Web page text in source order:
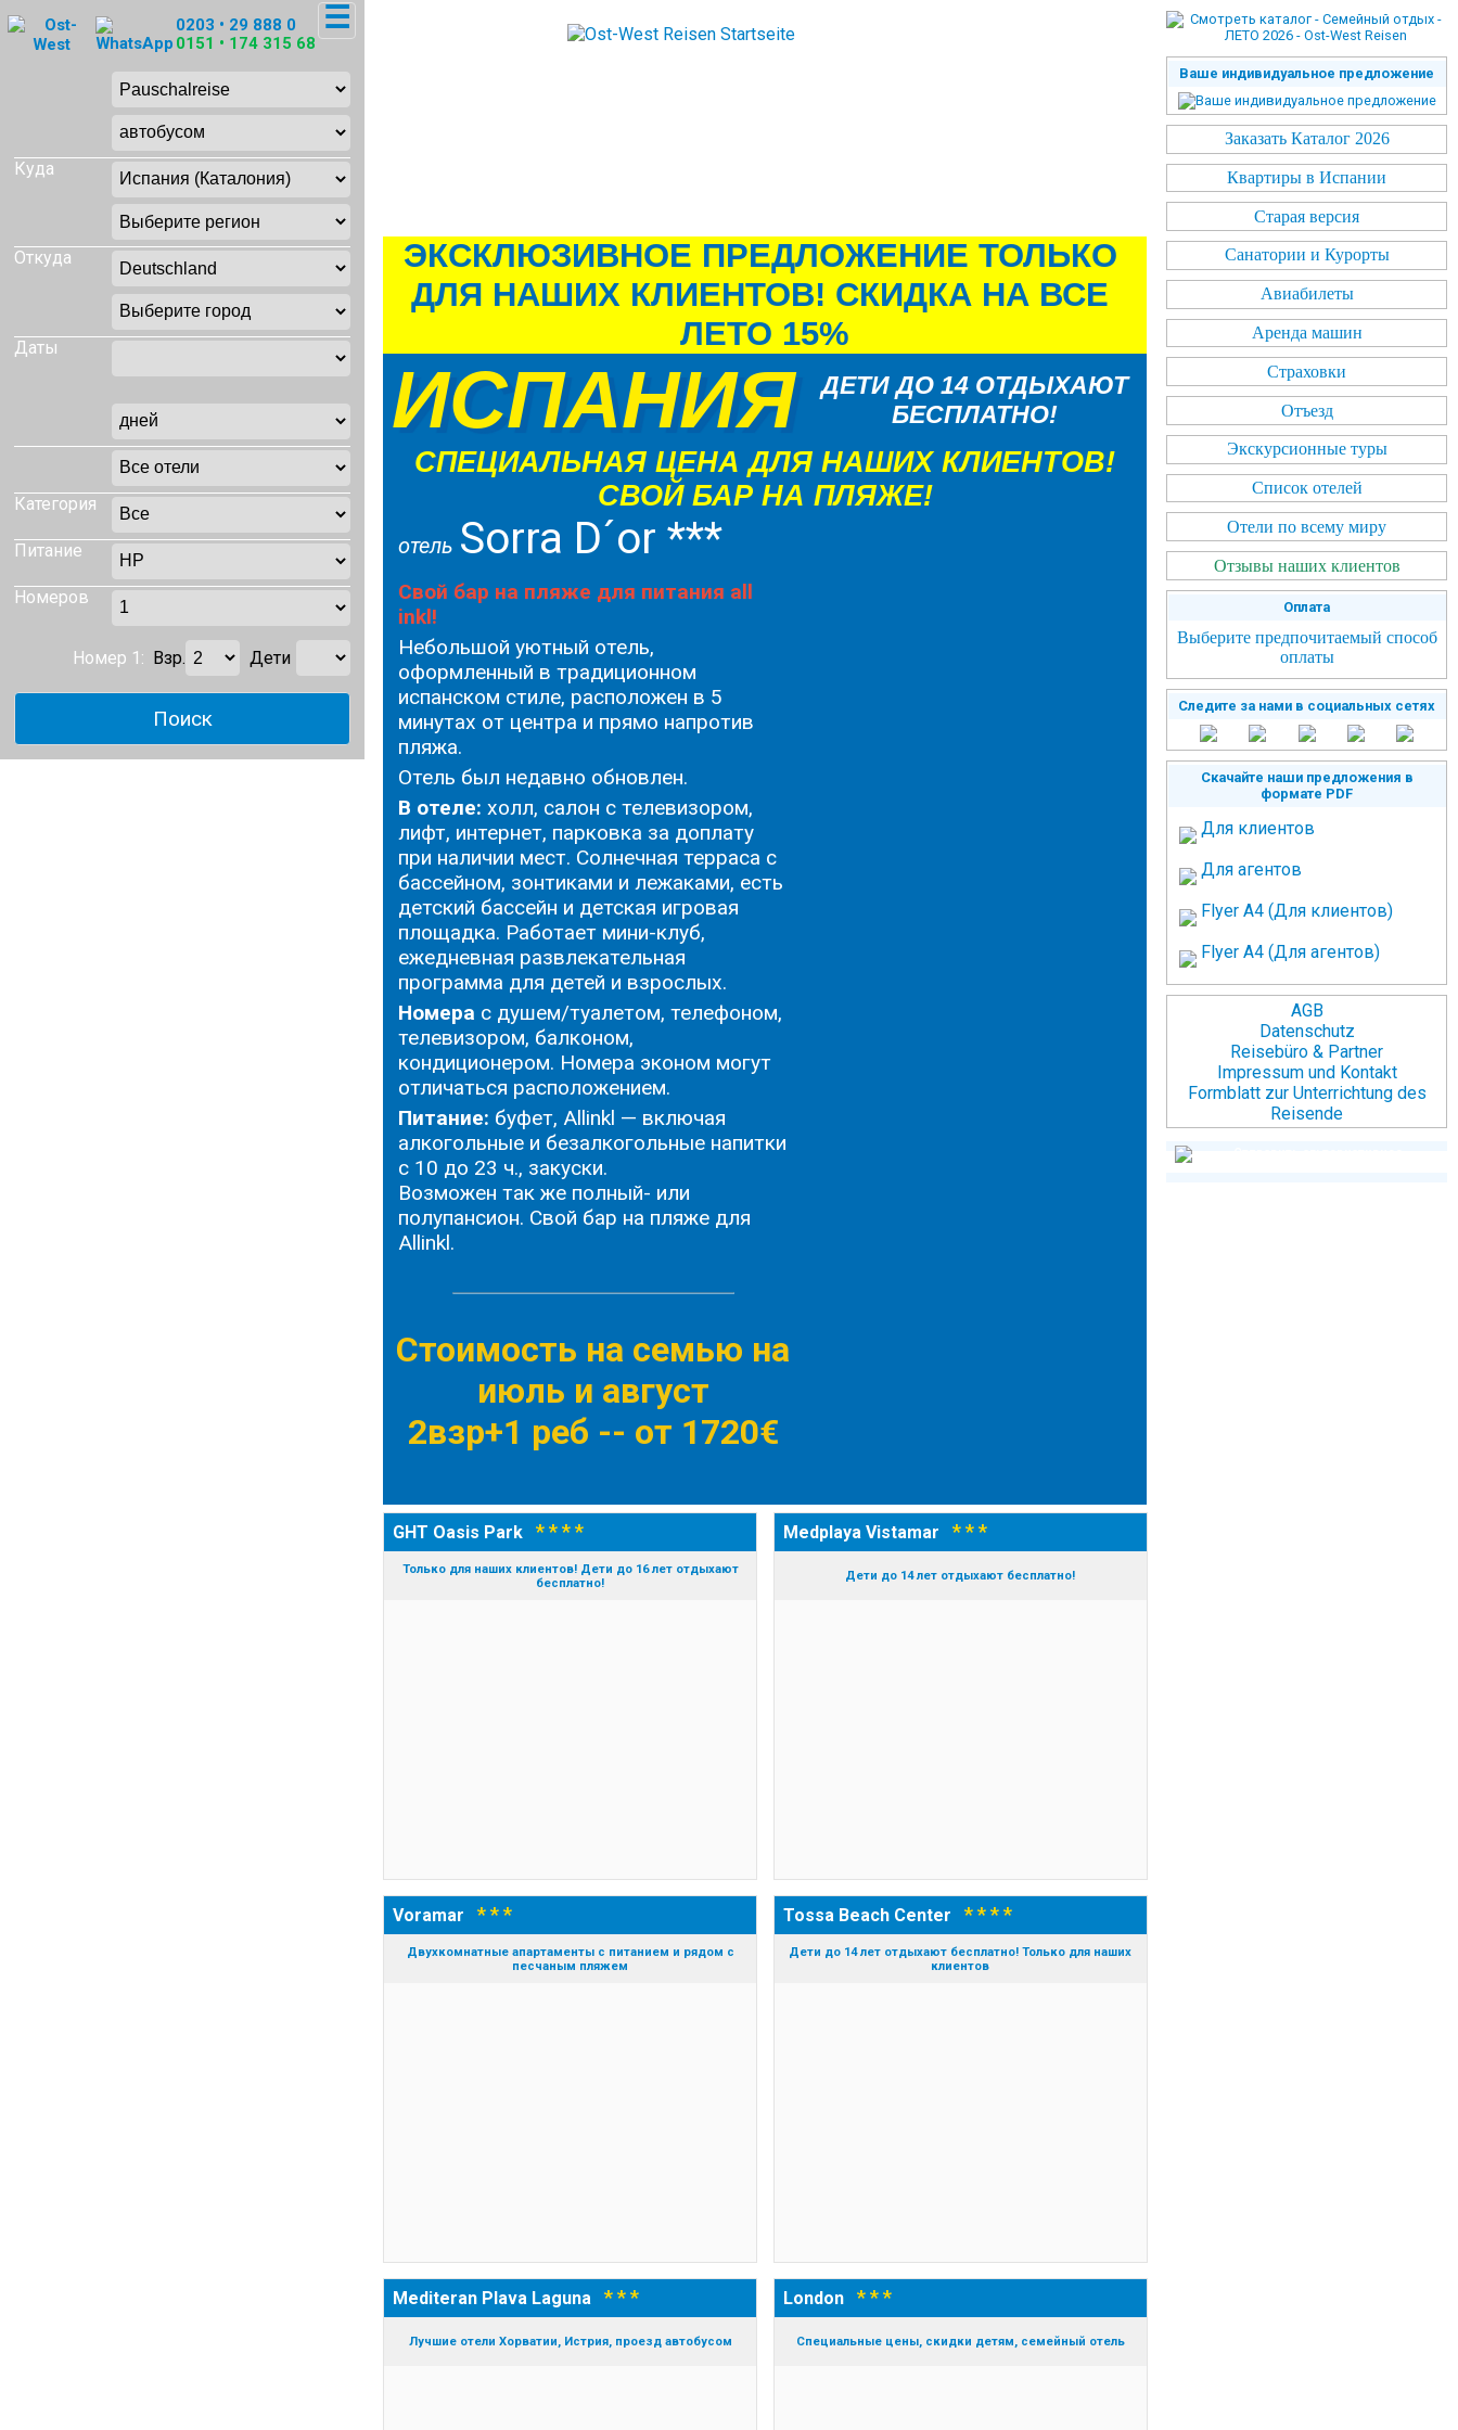
0203 • 29 888 0
0151 • 174 315 68
☰
Куда
Откуда
Даты
Категория
Питание
Номеров
Номер 1: Взр. Дети
ЭКСКЛЮЗИВНОЕ ПРЕДЛОЖЕНИЕ ТОЛЬКО
ДЛЯ НАШИХ КЛИЕНТОВ! СКИДКА НА ВСЕ
ЛЕТО 15%
ИСПАНИЯ
ДЕТИ ДО 14 ОТДЫХАЮТ
БЕСПЛАТНО!
СПЕЦИАЛЬНАЯ ЦЕНА ДЛЯ НАШИХ КЛИЕНТОВ!
СВОЙ БАР НА ПЛЯЖЕ!
отель Sorra D´or ***
Свой бар на пляже для питания all
inkl!
Небольшой уютный отель,
оформленный в традиционном
испанском стиле, расположен в 5
минутах от центра и прямо напротив
пляжа.
Oтель был недавно обновлен.
В отеле: холл, салон с телевизором,
лифт, интернет, парковка за доплату
при наличии мест. Солнечная терраса с
бассейном, зонтиками и лежаками, есть
детский бассейн и детская игровая
площадка. Работает мини-клуб,
ежедневная развлекательная
программа для детей и взрослых.
Номера с душем/туалетом, телефоном,
телевизором, балконом,
кондиционером. Номера эконом могут
отличаться расположением.
Питание: буфет, Allinkl — включая
алкогольные и безалкогольные напитки
с 10 до 23 ч., закуски.
Возможен так же полный- или
полупансион. Свой бар на пляже для
Allinkl.
Стоимость на семью на
июль и август
2взр+1 реб -- от 1720€
GHT Oasis Park* * * *
Только для наших клиентов! Дети до 16 лет отдыхают
бесплатно!
Medplaya Vistamar * * *
Дети до 14 лет отдыхают бесплатно!
Voramar* * *
Двухкомнатные апартаменты с питанием и рядом с
песчаным пляжем
Tossa Beach Center * * * *
Дети до 14 лет отдыхают бесплатно! Только для наших
клиентов
Mediteran Plava Laguna* * *
Лучшие отели Хорватии, Истрия, проезд автобусом
London * * *
Специальные цены, скидки детям, семейный отель
Ваше индивидуальное предложение
Заказать Каталог 2026
Квартиры в Испании
Старая версия
Санатории и Курорты
Авиабилеты
Аренда машин
Страховки
Отъезд
Экскурсионные туры
Список отелей
Отели по всему миру
Отзывы наших клиентов
Оплата
Выберите предпочитаемый способ
оплаты
Следите за нами в социальных сетях
Скачайте наши предложения в
формате PDF
Для клиентов
Для агентов
Flyer A4 (Для клиентов)
Flyer A4 (Для агентов)
AGB
Datenschutz
Reisebüro & Partner
Impressum und Kontakt
Formblatt zur Unterrichtung des
Reisende